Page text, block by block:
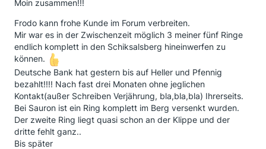
Moin zusammen!!!
Frodo kann frohe Kunde im Forum verbreiten.
Mir war es in der Zwischenzeit möglich 3 meiner fünf Ringe
endlich komplett in den Schiksalsberg hineinwerfen zu
können.
Deutsche Bank hat gestern bis auf Heller und Pfennig
bezahlt!!!! Nach fast drei Monaten ohne jeglichen
Kontakt(außer Schreiben Verjährung, bla,bla,bla) Ihrerseits.
Bei Sauron ist ein Ring komplett im Berg versenkt wurden.
Der zweite Ring liegt quasi schon an der Klippe und der
dritte fehlt ganz..
Bis später